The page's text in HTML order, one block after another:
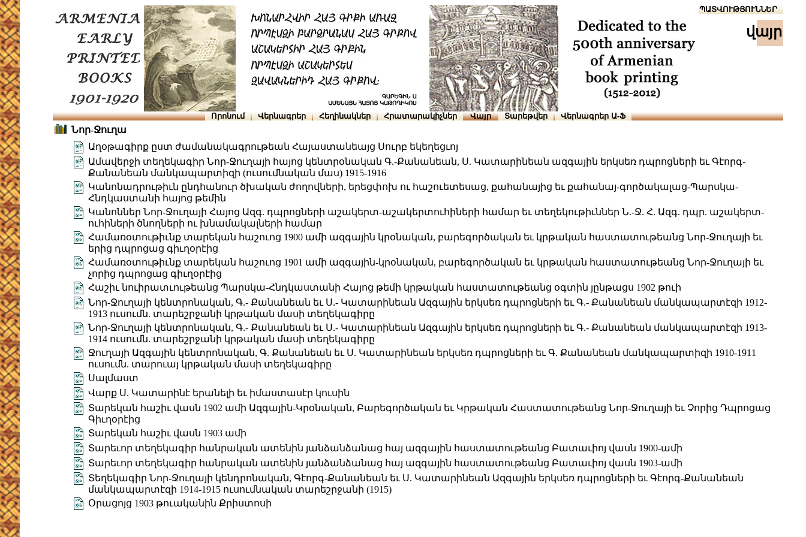
ՆԱԽԱՊԱՏՎՈՒԹՅՈՒՆՆԵՐ
վայր
Որոնում Վերնագրեր Հեղինակներ Հրատարակիչներ Վայր Տարեթվեր Վերնագրեր Ա-Ֆ
Նոր-Ջուղա
Աղօթագիրք ըստ ժամանակագրութեան Հայաստանեայց Սուրբ եկեղեցւոյ
Ամավերջի տեղեկագիր Նոր-Ջուղայի հայոց կենտրօնական Գ.-Քանանեան, Ս. Կատարինեան ազգային երկսեռ դպրոցների եւ Գէորգ-
Քանանեան մանկապարտիզի (ուսումնական մաս) 1915-1916
Կանոնադրութիւն ընդհանուր ծխական ժողովների, երեցփոխ ու հաշուետեսաց, քահանայից եւ քահանայ-գործակալաց-Պարսկա-
Հնդկաստանի հայոց թեմին
Կանոններ Նոր-Ջուղայի Հայոց Ազգ. դպրոցների աշակերտ-աշակերտուհիների համար եւ տեղեկութիւններ Ն.-Ջ. Հ. Ազգ. դպր. աշակերտ-
ուհիների ծնողների ու խնամակալների համար
Համառօտութիւնք տարեկան հաշուոց 1900 ամի ազգային կրօնական, բարեգործական եւ կրթական հաստատութեանց Նոր-Ջուղայի եւ
երից դպրոցաց գիւղօրէից
Համառօտութիւնք տարեկան հաշուոց 1901 ամի ազգային-կրօնական, բարեգործական եւ կրթական հաստատութեանց Նոր-Ջուղայի եւ
չորից դպրոցաց գիւղօրէից
Հաշիւ նուիրատւութեանց Պարսկա-Հնդկաստանի Հայոց թեմի կրթական հաստատութեանց օգտին յընթացս 1902 թուի
Նոր-Ջուղայի կենտրոնական, Գ.- Քանանեան եւ Ս.- Կատարինեան Ազգային երկսեռ դպրոցների եւ Գ.- Քանանեան մանկապարտէզի 1912-
1913 ուսումն. տարեշրջանի կրթական մասի տեղեկագիրը
Նոր-Ջուղայի կենտրոնական, Գ.- Քանանեան եւ Ս.- Կատարինեան Ազգային երկսեռ դպրոցների եւ Գ.- Քանանեան մանկապարտէզի 1913-
1914 ուսումն. տարեշրջանի կրթական մասի տեղեկագիրը
Ջուղայի Ազգային կենտրոնական, Գ. Քանանեան եւ Ս. Կատարինեան երկսեռ դպրոցների եւ Գ. Քանանեան մանկապարտիզի 1910-1911
ուսումն. տարուայ կրթական մասի տեղեկագիրը
Սալմաստ
Վարք Ս. Կատարինէ երանելի եւ իմաստասէր կուսին
Տարեկան հաշիւ վասն 1902 ամի Ազգային-Կրօնական, Բարեգործական եւ Կրթական Հաստատութեանց Նոր-Ջուղայի եւ Չորից Դպրոցաց
Գիւղօրէից
Տարեկան հաշիւ վասն 1903 ամի
Տարեւոր տեղեկագիր հանրական ատենին յանձանձանաց հայ ազգային հաստատութեանց Բատաւիոյ վասն 1900-ամի
Տարեւոր տեղեկագիր հանրական ատենին յանձանձանաց հայ ազգային հաստատութեանց Բատաւիոյ վասն 1903-ամի
Տեղեկագիր Նոր-Ջուղայի կենդրոնական, Գէորգ-Քանանեան եւ Ս. Կատարինեան Ազգային երկսեռ դպրոցների եւ Գէորգ-Քանանեան
մանկապարտէզի 1914-1915 ուսումնական տարեշրջանի (1915)
Օրացոյց 1903 թուականին Քրիստոսի